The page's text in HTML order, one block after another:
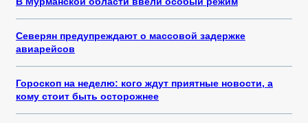
Северян предупреждают о массовой задержке
авиарейсов
Гороскоп на неделю: кого ждут приятные новости, а
кому стоит быть осторожнее